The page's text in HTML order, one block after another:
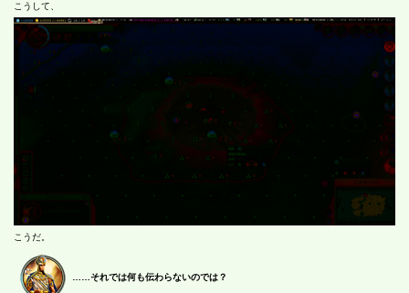
こうして、
こうだ。
……それでは何も伝わらないのでは？